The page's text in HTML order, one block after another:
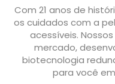
Com 21 anos de
os cuidados com a
acessíveis.
mercado,
biotecnologia
para você